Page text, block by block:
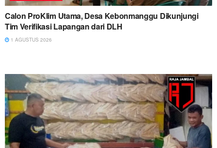
Calon ProKlim Utama, Desa Kebonmanggu Dikunjungi
Tim Verifikasi Lapangan dari DLH
1 AGUSTUS 2026